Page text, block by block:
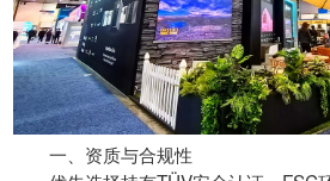
一、资质与合规性